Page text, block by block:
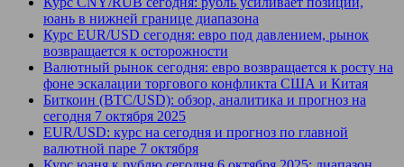
юань в нижней границе диапазона
Курс EUR/USD сегодня: евро под давлением, рынок
возвращается к осторожности
Валютный рынок сегодня: евро возвращается к росту на
фоне эскалации торгового конфликта США и Китая
Биткоин (BTC/USD): обзор, аналитика и прогноз на
сегодня 7 октября 2025
EUR/USD: курс на сегодня и прогноз по главной
валютной паре 7 октября